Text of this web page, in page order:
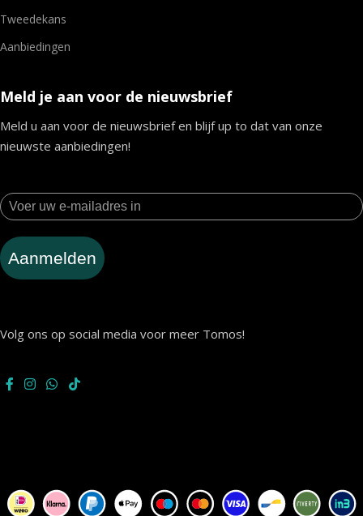
Tweedekans
Aanbiedingen
Meld je aan voor de nieuwsbrief
Meld u aan voor de nieuwsbrief en blijf up to dat van onze
nieuwste aanbiedingen!
Aanmelden
Volg ons op social media voor meer Tomos!